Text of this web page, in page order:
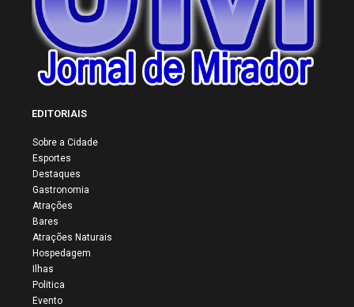
EDITORIAIS
Sobre a Cidade
Esportes
Destaques
Gastronomia
Atrações
Bares
Atrações Naturais
Hospedagem
Ilhas
Politica
Evento